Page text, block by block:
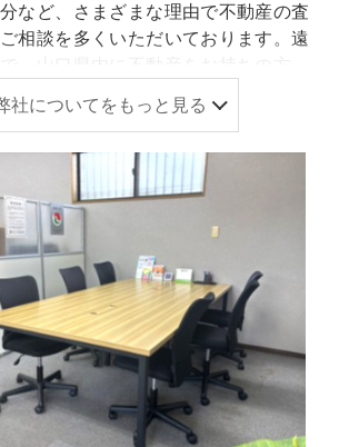
など、さまざまな理由で不動産の査
相談を多くいただいております。遠
っしゃる中で、お客様のニーズや要
不動産査定は中古住宅だけでなく、土
も対応しております。ご希望に応じ
問査定が可能です。 山口県内地域密
の物件を数多く把握しており、周辺
成約事例等、不動産に関する情報を
、不動産売却におけるご不安・お悩
とつ解決できるようお力添え致しま
売却・査定のご相談はお気軽にリプラ
ださい。
社についてをもっと見る